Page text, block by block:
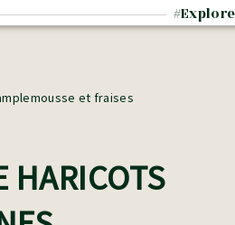
et fraises
HARICOTS